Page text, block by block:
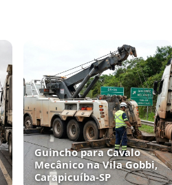
Guincho para Cavalo
Mecânico na Vila Gobbi,
Carapicuíba‑SP